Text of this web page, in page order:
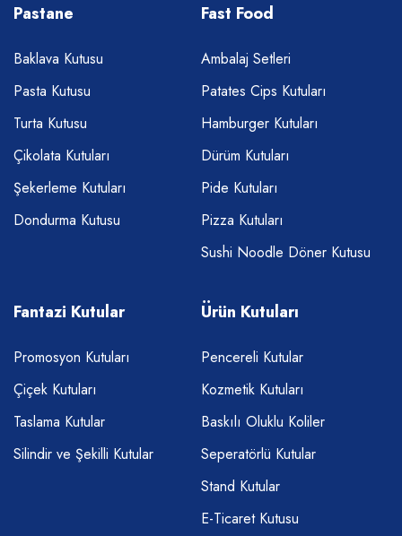
Pastane
Baklava Kutusu
Pasta Kutusu
Turta Kutusu
Çikolata Kutuları
Şekerleme Kutuları
Dondurma Kutusu
Fast Food
Ambalaj Setleri
Patates Cips Kutuları
Hamburger Kutuları
Dürüm Kutuları
Pide Kutuları
Pizza Kutuları
Sushi Noodle Döner Kutusu
Fantazi Kutular
Promosyon Kutuları
Çiçek Kutuları
Taslama Kutular
Silindir ve Şekilli Kutular
Ürün Kutuları
Pencereli Kutular
Kozmetik Kutuları
Baskılı Oluklu Koliler
Seperatörlü Kutular
Stand Kutular
E-Ticaret Kutusu